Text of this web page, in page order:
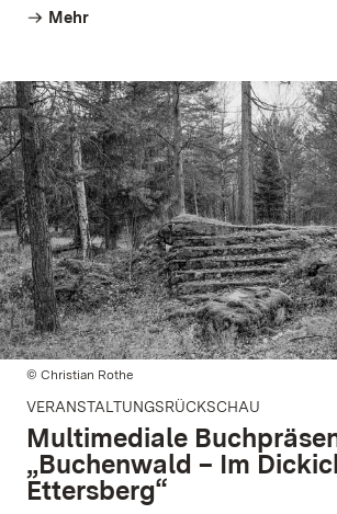
Mehr
© Christian Rothe
VERANSTALTUNGSRÜCKSCHAU
Multimediale
„Buchenwald – Im
Ettersberg“